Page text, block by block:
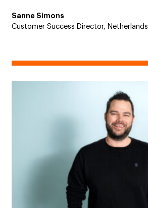
Sanne Simons
Customer Success Director, Netherlands